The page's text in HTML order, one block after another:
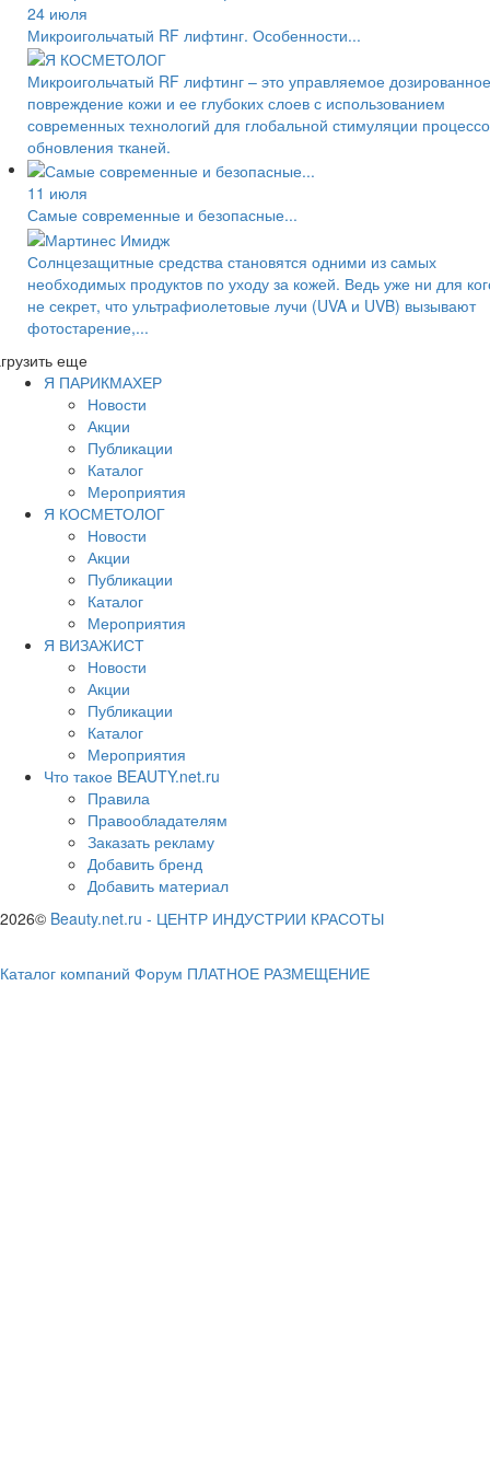
24 июля
Микроигольчатый RF лифтинг. Особенности...
Микроигольчатый RF лифтинг – это управляемое дозированное
повреждение кожи и ее глубоких слоев с использованием
современных технологий для глобальной стимуляции
обновления тканей.
11 июля
Самые современные и безопасные...
Солнцезащитные средства становятся одними из самых
необходимых продуктов по уходу за кожей. Ведь уже ни для
не секрет, что ультрафиолетовые лучи (UVA и UVB) вызывают
фотостарение,...
еще
Я ПАРИКМАХЕР
Новости
Акции
Публикации
Каталог
Мероприятия
Я КОСМЕТОЛОГ
Новости
Акции
Публикации
Каталог
Мероприятия
Я ВИЗАЖИСТ
Новости
Акции
Публикации
Каталог
Мероприятия
Что такое BEAUTY.net.ru
Правила
Правообладателям
Заказать рекламу
Добавить бренд
Добавить материал
2026© Beauty.net.ru - ЦЕНТР ИНДУСТРИИ КРАСОТЫ
Каталог компаний Форум ПЛАТНОЕ РАЗМЕЩЕНИЕ